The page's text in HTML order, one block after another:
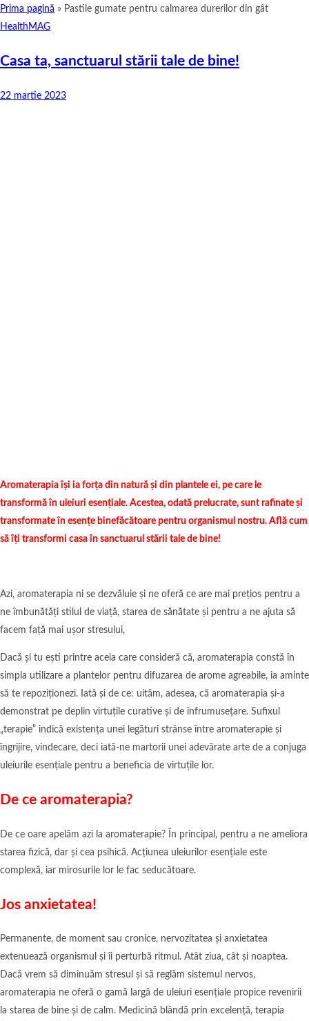
Prima pagină » Pastile gumate pentru calmarea durerilor din gât
HealthMAG
Casa ta, sanctuarul stării tale de bine!
22 martie 2023
Aromaterapia își ia forța din natură și din plantele ei, pe care le
transformă în uleiuri esențiale. Acestea, odată prelucrate, sunt rafinate și
transformate în esențe binefăcătoare pentru organismul nostru. Află cum
să îți transformi casa în sanctuarul stării tale de bine!
Azi, aromaterapia ni se dezvăluie și ne oferă ce are mai prețios pentru a
ne îmbunătăți stilul de viață, starea de sănătate și pentru a ne ajuta să
facem față mai ușor stresului,
Dacă și tu ești printre aceia care consideră că, aromaterapia constă în
simpla utilizare a plantelor pentru difuzarea de arome agreabile, ia aminte
să te repoziționezi. Iată și de ce: uităm, adesea, că aromaterapia și-a
demonstrat pe deplin virtuțile curative și de înfrumusețare. Sufixul
„terapie” indică existența unei legături strânse între aromaterapie și
îngrijire, vindecare, deci iată-ne martorii unei adevărate arte de a conjuga
uleiurile esențiale pentru a beneficia de virtuțile lor.
De ce aromaterapia?
De ce oare apelăm azi la aromaterapie? În principal, pentru a ne ameliora
starea fizică, dar și cea psihică. Acțiunea uleiurilor esențiale este
complexă, iar mirosurile lor le fac seducătoare.
Jos anxietatea!
Permanente, de moment sau cronice, nervozitatea și anxietatea
extenuează organismul și îi perturbă ritmul. Atât ziua, cât și noaptea.
Dacă vrem să diminuăm stresul și să reglăm sistemul nervos,
aromaterapia ne oferă o gamă largă de uleiuri esențiale propice revenirii
la starea de bine și de calm. Medicină blândă prin excelență, terapia